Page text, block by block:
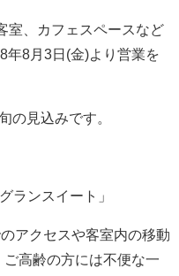
室、カフェスペースなど
年8月3日(金)より営業を
の見込みです。
ランスイート」
アクセスや客室内の移動
高齢の方には不便な一